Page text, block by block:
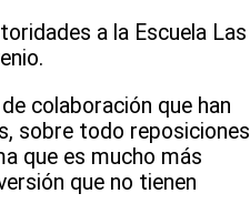
a la Escuela Las
colaboración que han
sobre todo reposiciones
que es mucho más
que no tienen